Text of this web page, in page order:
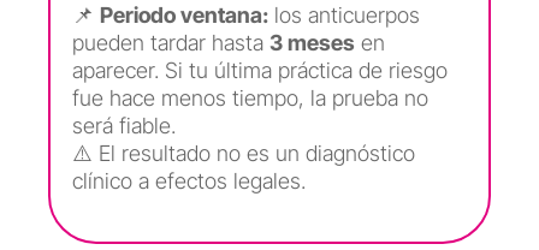
📌Periodo ventana: los anticuerpos
pueden tardar hasta3 meses en
aparecer. Si tu última práctica de riesgo
fue hace menos tiempo, la prueba no
será fiable.
⚠️ El resultado no es un diagnóstico
clínico a efectos legales.